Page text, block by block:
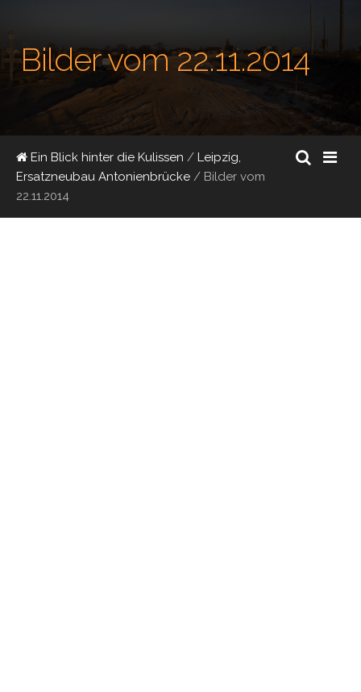
Bilder vom 22.11.2014
Ein Blick hinter die Kulissen / Leipzig,
Ersatzneubau Antonienbrücke / Bilder vom
22.11.2014